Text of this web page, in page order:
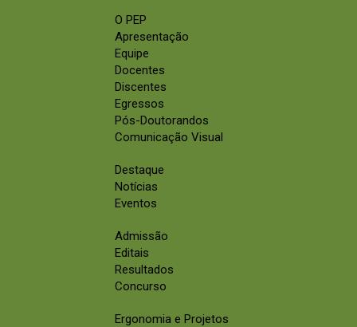
O PEP
Apresentação
Equipe
Docentes
Discentes
Egressos
Pós-Doutorandos
Comunicação Visual
Destaque
Notícias
Eventos
Admissão
Editais
Resultados
Concurso
Ergonomia e Projetos